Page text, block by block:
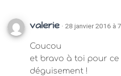
valerie · 28 janvier 2016 à
Coucou
et bravo à toi pour ce
déguisement !